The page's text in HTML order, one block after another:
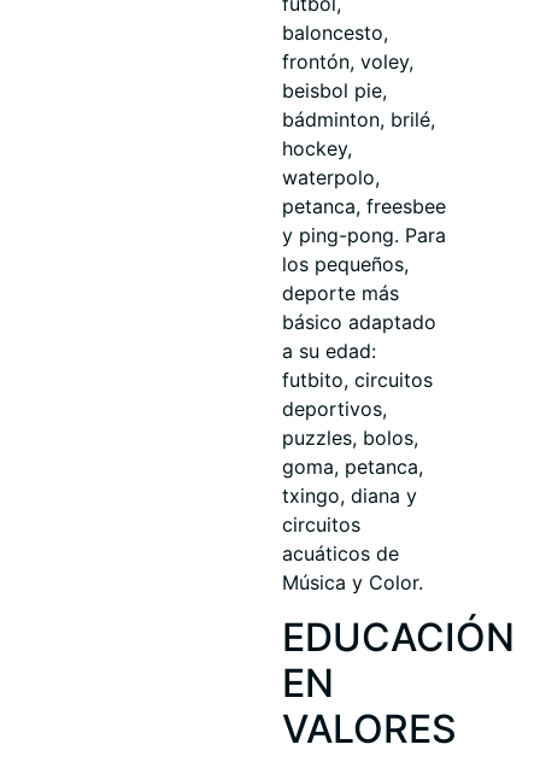
baloncesto,
frontón, voley,
beisbol pie,
bádminton, brilé,
hockey,
waterpolo,
petanca, freesbee
y ping-pong. Para
los pequeños,
deporte más
básico adaptado
a su edad:
futbito, circuitos
deportivos,
puzzles, bolos,
goma, petanca,
txingo, diana y
circuitos
acuáticos de
Música y Color.
EDUCACIÓN
EN
VALORES